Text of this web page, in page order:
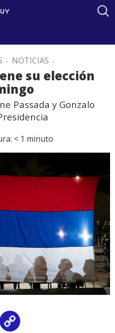
. NOTICIAS .
su elección
Passada y Gonzalo
< 1 minuto
Email